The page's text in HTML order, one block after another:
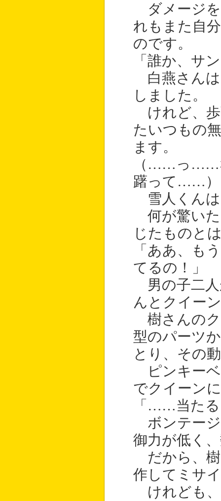
ダメージを
れもまた自
のです。
「誰か、サ
白燕さんは
しました。
けれど、歩
たいつもの
ます。
（……っ……
躇って……）
雪人くんは
何が驚いた
じたものと
「ああ、も
てるの！」
男の子二人
んとクイー
樹さんのク
型のパーツ
とり、その
ピンキーベ
でクイーン
「……当た
ボンテージ
御力が低く
だから、樹
作してミサ
けれども、